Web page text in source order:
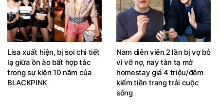
Lisa xuất hiện, bị soi chi tiết
lạ giữa ồn ào bất hợp tác
trong sự kiện 10 năm của
BLACKPINK
Nam diễn viên 2 lần bị vợ bỏ
vì vỡ nợ, nay tàn tạ mở
homestay giá 4 triệu/đêm
kiếm tiền trang trải cuộc
sống